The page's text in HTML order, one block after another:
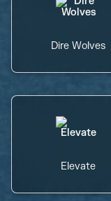
Dire Wolves
Elevate